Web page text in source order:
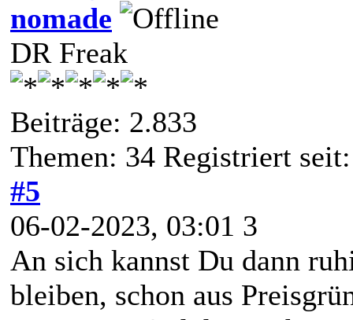
nomade
DR Freak
Beiträge: 2.833
Themen: 34 Registriert
#5
06-02-2023, 03:01 3
An sich kannst Du dann
bleiben, schon aus